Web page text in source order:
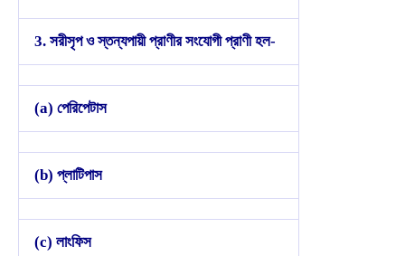
3. সরীসৃপ ও স্তন্যপায়ী প্রাণীর সংযোগী প্রাণী হল-
(a) পেরিপেটাস
(b) প্লাটিপাস
(c) লাংফিস